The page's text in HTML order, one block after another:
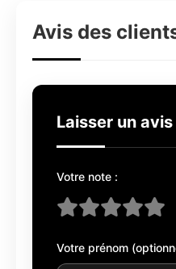
Avis des
Laisser un avis
Votre note :
Votre prénom